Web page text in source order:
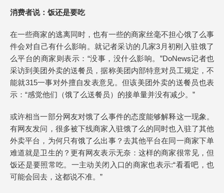
消费者说：饭还是要吃
在一些商家的逃离同时，也有一些的商家丝毫不担心饿了么事
件会对自己有什么影响。就记者采访的几家3月初刚入驻饿了
么平台的商家则表示：“没事，没什么影响。”DoNews记者也
采访到美团外卖的送餐员，据称美团内部特意对员工规定，不
能就315一事对外擅自发表意见。但该美团外卖的送餐员也表
示：“感觉他们（饿了么送餐员）的接单量并没有减少。”
或许相当一部分网友对饿了么事件的态度能够解释这一现象。
有网友发问，很多被下线商家入驻饿了么的同时也入驻了其他
外卖平台，为何只有饿了么出事？去其他平台在同一商家下单
难道就是卫生的？更有网友表示无奈：这样的商家很常见，但
饭还是要照常吃。一主动关闭入口的商家也表示:“看看吧，也
可能会回去，这都说不准。”